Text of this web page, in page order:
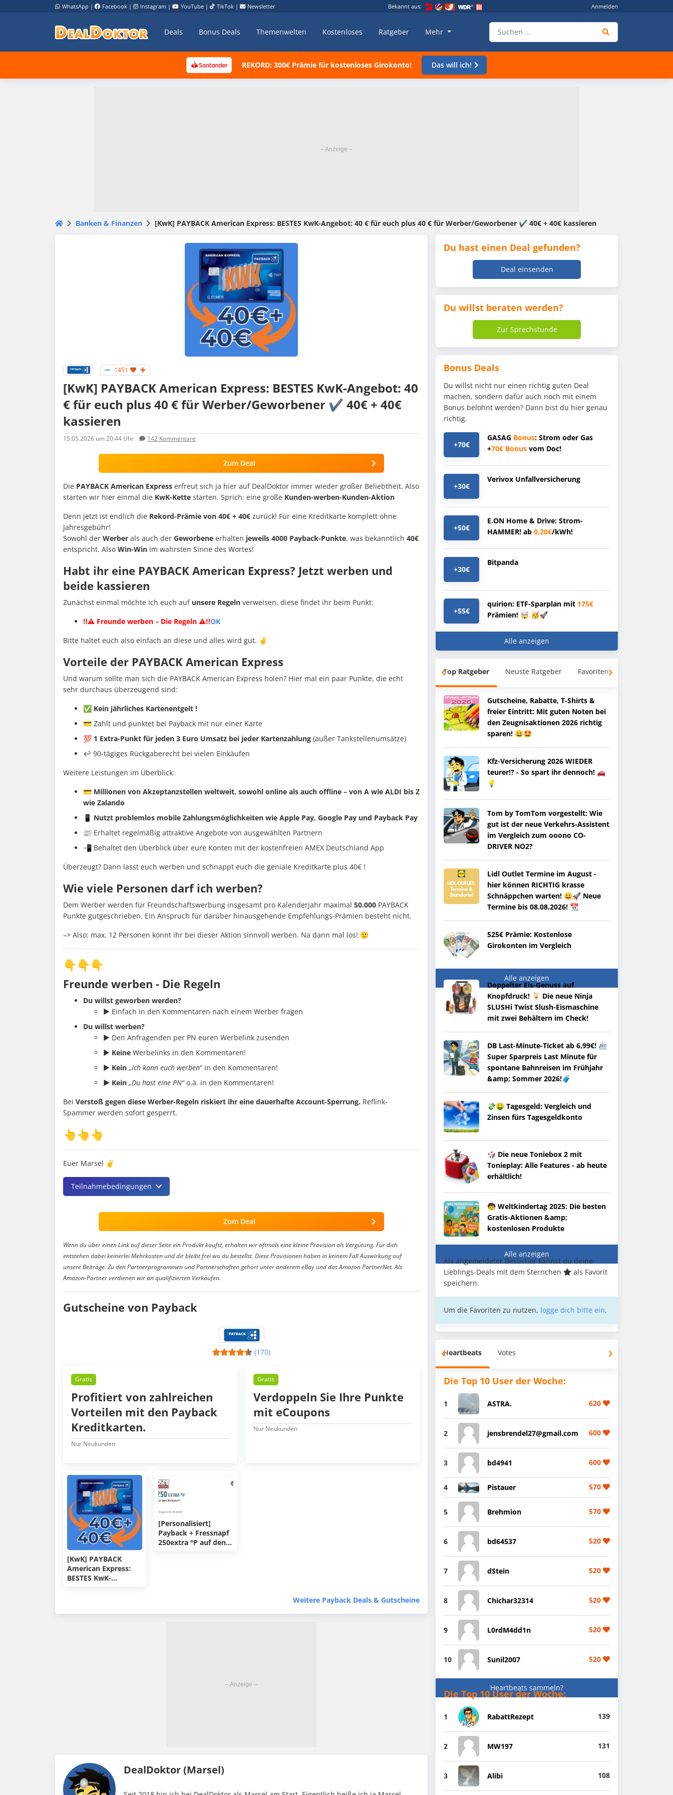
WhatsApp | Facebook | Instagram | YouTube | TikTok | Newsletter Bekannt aus: Anmelden
Deals Bonus Deals Themenwelten Kostenloses Ratgeber Mehr
REKORD: 300€ Prämie für kostenloses Girokonto! Das will ich!
Banken & Finanzen [KwK] PAYBACK American Express: BESTES KwK-Angebot: 40 € für euch plus 40 € für Werber/Geworbener ✔️ 40€ + 40€ kassieren
1451
[KwK] PAYBACK American Express: BESTES KwK-Angebot: 40
€ für euch plus 40 € für Werber/Geworbener ✔️ 40€ + 40€
kassieren
15.05.2026 um 20:44 Uhr 142 Kommentare
Zum Deal
Die PAYBACK American Express erfreut sich ja hier auf DealDoktor immer wieder großer Beliebtheit. Also
starten wir hier einmal die KwK-Kette starten. Sprich: eine große Kunden-werben-Kunden-Aktion
Denn jetzt ist endlich die Rekord-Prämie von 40€ + 40€ zurück! Für eine Kreditkarte komplett ohne
Jahresgebühr!
Sowohl der Werber als auch der Geworbene erhalten jeweils 4000 Payback-Punkte, was bekanntlich 40€
entspricht. Also Win-Win im wahrsten Sinne des Wortes!
Habt ihr eine PAYBACK American Express? Jetzt werben und
beide kassieren
Zunächst einmal möchte ich euch auf unsere Regeln verweisen, diese findet ihr beim Punkt:
‼️⚠️ Freunde werben – Die Regeln ⚠️‼️OK
Bitte haltet euch also einfach an diese und alles wird gut. ✌️
Vorteile der PAYBACK American Express
Und warum sollte man sich die PAYBACK American Express holen? Hier mal ein paar Punkte, die echt
sehr durchaus überzeugend sind:
✅ Kein jährliches Kartenentgelt !
💳 Zahlt und punktet bei Payback mit nur einer Karte
💯 1 Extra-Punkt für jeden 3 Euro Umsatz bei jeder Kartenzahlung (außer Tankstellenumsätze)
↩️ 90-tägiges Rückgaberecht bei vielen Einkäufen
Weitere Leistungen im Überblick:
💳 Millionen von Akzeptanzstellen weltweit, sowohl online als auch offline – von A wie ALDI bis Z
wie Zalando
📱 Nutzt problemlos mobile Zahlungsmöglichkeiten wie Apple Pay, Google Pay und Payback Pay
📰 Erhaltet regelmäßig attraktive Angebote von ausgewählten Partnern
📲 Behaltet den Überblick über eure Konten mit der kostenfreien AMEX Deutschland App
Überzeugt? Dann lasst euch werben und schnappt euch die geniale Kreditkarte plus 40€ !
Wie viele Personen darf ich werben?
Dem Werber werden für Freundschaftswerbung insgesamt pro Kalenderjahr maximal 50.000 PAYBACK
Punkte gutgeschrieben. Ein Anspruch für darüber hinausgehende Empfehlungs-Prämien besteht nicht.
–> Also: max. 12 Personen könnt ihr bei dieser Aktion sinnvoll werben. Na dann mal los! 🙂
👇👇👇
Freunde werben - Die Regeln
Du willst geworben werden?
► Einfach in den Kommentaren nach einem Werber fragen
Du willst werben?
► Den Anfragenden per PN euren Werbelink zusenden
► Keine Werbelinks in den Kommentaren!
► Kein „Ich kann euch werben“ in den Kommentaren!
► Kein „Du hast eine PN“o.ä. in den Kommentaren!
Bei Verstoß gegen diese Werber-Regeln riskiert ihr eine dauerhafte Account-Sperrung. Reflink-
Spammer werden sofort gesperrt.
👆👆👆
Euer Marsel ✌️
Teilnahmebedingungen
Zum Deal
Wenn du über einen Link auf dieser Seite ein Produkt kaufst, erhalten wir oftmals eine kleine Provision als Vergütung. Für dich
entstehen dabei keinerlei Mehrkosten und dir bleibt frei wo du bestellst. Diese Provisionen haben in keinem Fall Auswirkung auf
unsere Beiträge. Zu den Partnerprogrammen und Partnerschaften gehört unter anderem eBay und das Amazon PartnerNet. Als
Amazon-Partner verdienen wir an qualifizierten Verkäufen.
Gutscheine von Payback
(170)
Gratis
Profitiert von zahlreichen
Vorteilen mit den Payback
Kreditkarten.
Nur Neukunden
Gratis
Verdoppeln Sie Ihre Punkte
mit eCoupons
Nur Neukunden
[KwK] PAYBACK
American Express:
BESTES KwK-
✔️ 40€ + 40€
[Personalisiert]
Payback + Fressnapf
250extra °P auf den
Weitere Payback Deals & Gutscheine
DealDoktor (Marsel)
Du hast einen Deal gefunden?
Deal einsenden
Du willst beraten werden?
Zur Sprechstunde
Bonus Deals
Du willst nicht nur einen richtig guten Deal
machen, sondern dafür auch noch mit einem
Bonus belohnt werden? Dann bist du hier genau
richtig.
+70€
GASAG Bonus: Strom oder Gas
+70€ Bonus vom Doc!
+30€
Verivox Unfallversicherung
+50€
E.ON Home & Drive: Strom-
HAMMER! ab 0,20€/kWh!
+30€
Bitpanda
+55€
quirion: ETF-Sparplan mit 175€
Prämien! 🤯 🥳🚀
Alle anzeigen
Top Ratgeber Neuste Ratgeber Favoriten
Gutscheine, Rabatte, T-Shirts &
freier Eintritt: Mit guten Noten bei
den Zeugnisaktionen 2026 richtig
sparen! 😀🤩
Kfz-Versicherung 2026 WIEDER
teurer!? - So spart ihr dennoch! 🚗
💡
Tom by TomTom vorgestellt: Wie
gut ist der neue Verkehrs-Assistent
im Vergleich zum ooono CO-
DRIVER NO2?
Lidl Outlet Termine im August -
hier können RICHTIG krasse
Schnäppchen warten! 😀🚀 Neue
Termine bis 08.08.2026! 📆
525€ Prämie: Kostenlose
Girokonten im Vergleich
Alle anzeigen
Doppelter Eis-Genuss auf
Knopfdruck! 🍹 Die neue Ninja
SLUSHi Twist Slush-Eismaschine
mit zwei Behältern im Check!
DB Last-Minute-Ticket ab 6,99€! 🚈
Super Sparpreis Last Minute für
spontane Bahnreisen im Frühjahr
&amp; Sommer 2026!🧳
💸🤑 Tagesgeld: Vergleich und
Zinsen fürs Tagesgeldkonto
🎲 Die neue Toniebox 2 mit
Tonieplay: Alle Features - ab heute
erhältlich!
🧒 Weltkindertag 2025: Die besten
Gratis-Aktionen &amp;
kostenlosen Produkte
Alle anzeigen
Als angemeldeter Besucher kannst du deine
Lieblings-Deals mit dem Sternchen
als Favorit
speichern.
Um die Favoriten zu nutzen, logge dich bitte ein.
Heartbeats Votes
Die Top 10 User der Woche:
1 ASTRA. 620
2 jensbrendel27@gmail.com 600
3 bd4941 600
4 Pistauer 570
5 Brehmion 570
6 bd64537 520
7 dStein 520
8 Chichar32314 520
9 L0rdM4dd1n 520
10 Sunil2007 520
Heartbeats sammeln?
Die Top 10 User der Woche:
1 RabattRezept 139
2 MW197 131
3 Alibi 108